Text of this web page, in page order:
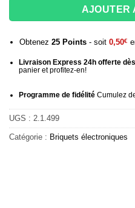
AJOUTER
Obtenez 25Points- soit 0,50€
Livraison Express 24h offerte
panier et profitez-en!
Programme de fidélitéCumulez
UGS : 2.1.499
Catégorie : Briquets électroniques